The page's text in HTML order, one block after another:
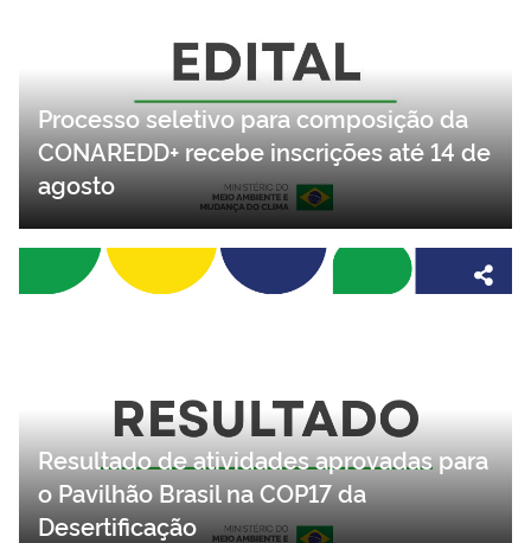
Processo seletivo para composição da
CONAREDD+ recebe inscrições até 14 de
agosto
Resultado de atividades aprovadas para
o Pavilhão Brasil na COP17 da
Desertificação